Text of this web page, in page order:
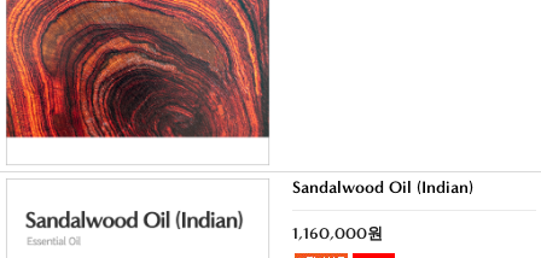
Sandalwood Oil (Indian)
1,160,000원